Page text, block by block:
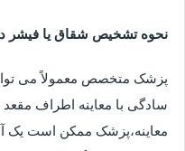
نحوه تشخیص شقاق یا فیشر
پزشک متخصص معمولاً می
سادگی با معاینه اطراف
معاینه،پزشک ممکن است یک